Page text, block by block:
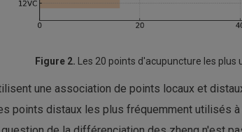
Figure 2. Les 20 points d'acupuncture les
une association de points locaux et
points distaux les plus fréquemment utilisés